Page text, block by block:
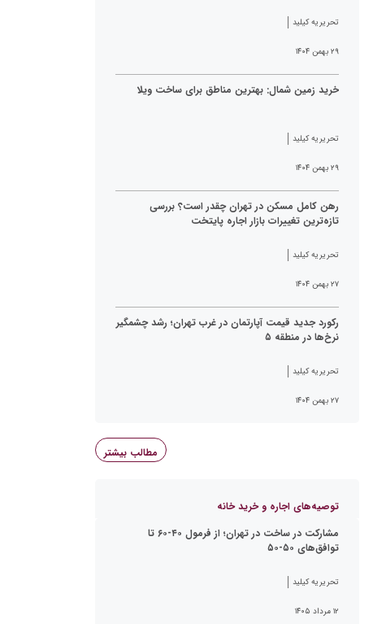
تحریریه کیلید
۲۹ بهمن ۱۴۰۴
خرید زمین شمال: بهترین مناطق برای ساخت ویلا
تحریریه کیلید
۲۹ بهمن ۱۴۰۴
رهن کامل مسکن در تهران چقدر است؟ بررسی
تازه‌ترین تغییرات بازار اجاره پایتخت
تحریریه کیلید
۲۷ بهمن ۱۴۰۴
رکورد جدید قیمت آپارتمان در غرب تهران؛ رشد چشمگیر
نرخ‌ها در منطقه ۵
تحریریه کیلید
۲۷ بهمن ۱۴۰۴
مطالب بیشتر
توصیه‌های اجاره و خرید خانه
مشارکت در ساخت در تهران؛ از فرمول ۴۰-۶۰ تا
توافق‌های ۵۰-۵۰
تحریریه کیلید
۱۲ مرداد ۱۴۰۵